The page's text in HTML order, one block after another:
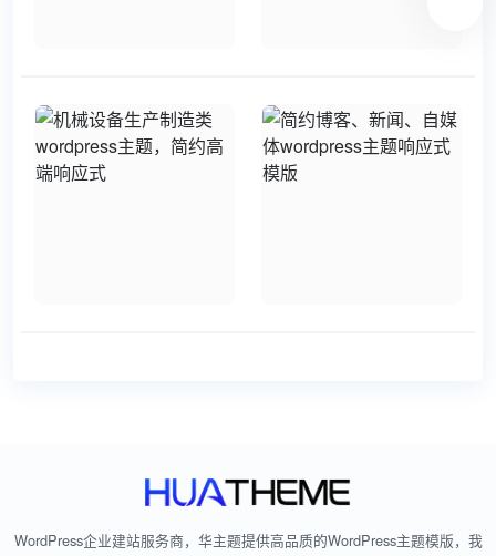
WordPress企业建站服务商，华主题提供高品质的WordPress主题模版，我